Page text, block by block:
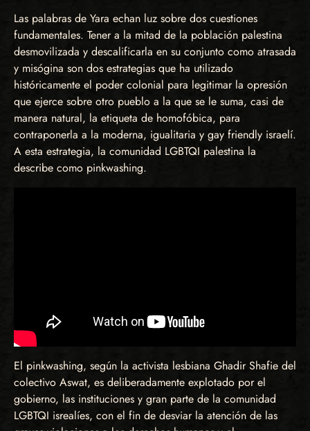
Las palabras de Yara echan luz sobre dos cuestiones
fundamentales. Tener a la mitad de la población palestina
desmovilizada y descalificarla en su conjunto como atrasada
y misógina son dos estrategias que ha utilizado
históricamente el poder colonial para legitimar la opresión
que ejerce sobre otro pueblo a la que se le suma, casi de
manera natural, la etiqueta de homofóbica, para
contraponerla a la moderna, igualitaria y gay friendly israelí.
A esta estrategia, la comunidad LGBTQI palestina la
describe como pinkwashing.
El pinkwashing, según la activista lesbiana Ghadir Shafie del
colectivo Aswat, es deliberadamente explotado por el
gobierno, las instituciones y gran parte de la comunidad
LGBTQI isrealíes, con el fin de desviar la atención de las